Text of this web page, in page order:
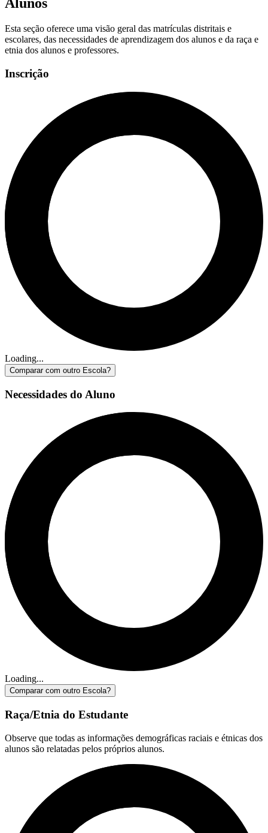
Alunos
Esta seção oferece uma visão geral das matrículas distritais e
escolares, das necessidades de aprendizagem dos alunos e da raça e
etnia dos alunos e professores.
Inscrição
Loading...
Comparar com outro Escola?
Necessidades do Aluno
Loading...
Comparar com outro Escola?
Raça/Etnia do Estudante
Observe que todas as informações demográficas raciais e étnicas dos
alunos são relatadas pelos próprios alunos.